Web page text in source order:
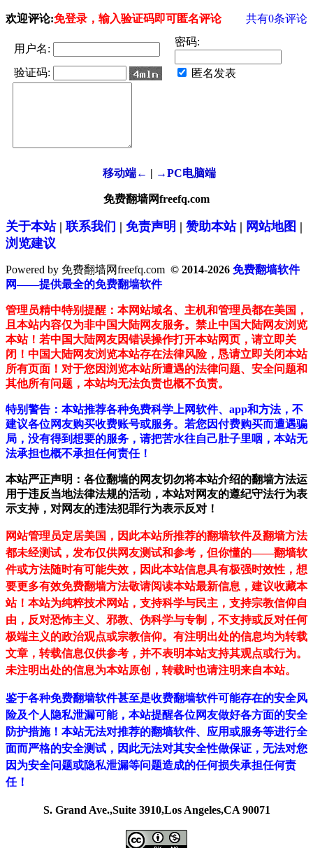
欢迎评论:免登录，输入验证码即可匿名评论 共有0条评论
用户名:
密码:
验证码: 匿名发表
移动端← | →PC电脑端
免费翻墙网freefq.com
关于本站| 联系我们 | 免责声明 | 赞助本站| 网站地图 |
浏览建议
Powered by 免费翻墙网freefq.com © 2014-2026 免费翻墙软件
网——提供最全的免费翻墙软件
管理员精中特别提醒：本网站域名、主机和管理员都在美国，
且本站内容仅为非中国大陆网友服务。禁止中国大陆网友浏览
本站！若中国大陆网友因错误操作打开本站网页，请立即关
闭！中国大陆网友浏览本站存在法律风险，恳请立即关闭本站
所有页面！对于您因浏览本站所遭遇的法律问题、安全问题和
其他所有问题，本站均无法负责也概不负责。
特别警告：本站推荐各种免费科学上网软件、app和方法，不
建议各位网友购买收费账号或服务。若您因付费购买而遭遇骗
局，没有得到想要的服务，请把苦水往自己肚子里咽，本站无
法承担也概不承担任何责任！
本站严正声明：各位翻墙的网友切勿将本站介绍的翻墙方法运
用于违反当地法律法规的活动，本站对网友的遵纪守法行为表
示支持，对网友的违法犯罪行为表示反对！
网站管理员定居美国，因此本站所推荐的翻墙软件及翻墙方法
都未经测试，发布仅供网友测试和参考，但你懂的——翻墙软
件或方法随时有可能失效，因此本站信息具有极强时效性，想
要更多有效免费翻墙方法敬请阅读本站最新信息，建议收藏本
站！ 本站为纯粹技术网站，支持科学与民主，支持宗教信仰自
由，反对恐怖主义、邪教、伪科学与专制，不支持或反对任何
极端主义的政治观点或宗教信仰。有注明出处的信息均为转载
文章，转载信息仅供参考，并不表明本站支持其观点或行为。
未注明出处的信息为本站原创，转载时也请注明来自本站。
鉴于各种免费翻墙软件甚至是收费翻墙软件可能存在的安全风
险及个人隐私泄漏可能，本站提醒各位网友做好各方面的安全
防护措施！本站无法对推荐的翻墙软件、应用或服务等进行全
面而严格的安全测试，因此无法对其安全性做保证，无法对您
因为安全问题或隐私泄漏等问题造成的任何损失承担任何责
任！
S. Grand Ave.,Suite 3910,Los Angeles,CA 90071